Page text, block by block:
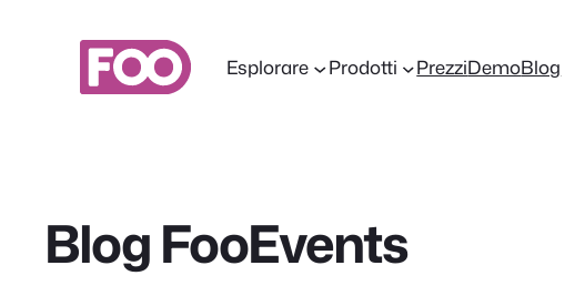
contenuto
Esplorare Prodotti PrezziDemoBlog
Blog FooEvents